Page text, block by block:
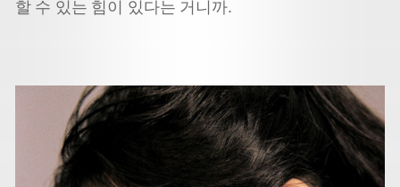
할 수 있는 힘이 있다는 거니까.